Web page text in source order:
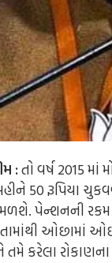
:તો વર્ષ 2015
50 રૂપિયા
પેન્શનની
ઓછામાં
તમે કરેલા